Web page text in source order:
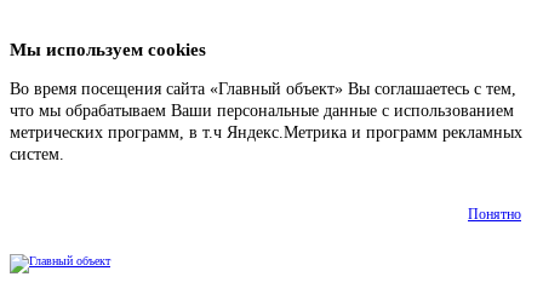
Мы используем cookies
Во время посещения сайта «Главный объект» Вы соглашаетесь с тем,
что мы обрабатываем Ваши персональные данные с использованием
метрических программ, в т.ч Яндекс.Метрика и программ рекламных
систем.
Понятно